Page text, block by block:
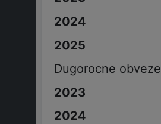
Dugorocne obveze